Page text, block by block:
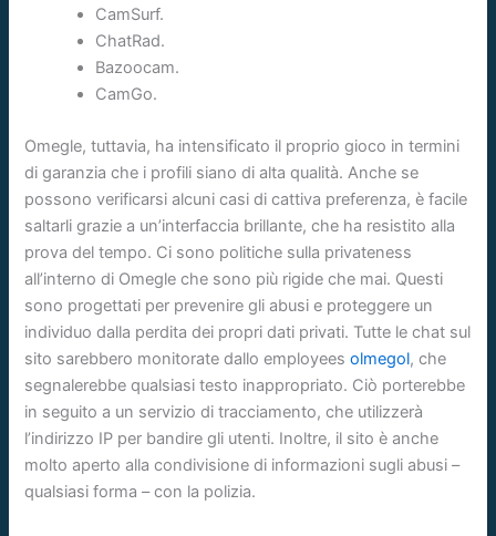
CamSurf.
ChatRad.
Bazoocam.
CamGo.
Omegle, tuttavia, ha intensificato il proprio gioco in termini
di garanzia che i profili siano di alta qualità. Anche se
possono verificarsi alcuni casi di cattiva preferenza, è facile
saltarli grazie a un’interfaccia brillante, che ha resistito alla
prova del tempo. Ci sono politiche sulla privateness
all’interno di Omegle che sono più rigide che mai. Questi
sono progettati per prevenire gli abusi e proteggere un
individuo dalla perdita dei propri dati privati. Tutte le chat sul
sito sarebbero monitorate dallo employeesolmegol, che
segnalerebbe qualsiasi testo inappropriato. Ciò porterebbe
in seguito a un servizio di tracciamento, che utilizzerà
l’indirizzo IP per bandire gli utenti. Inoltre, il sito è anche
molto aperto alla condivisione di informazioni sugli abusi –
qualsiasi forma – con la polizia.